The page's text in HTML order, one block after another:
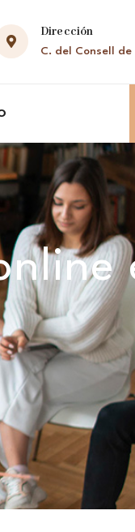
Dirección
C. del Consell